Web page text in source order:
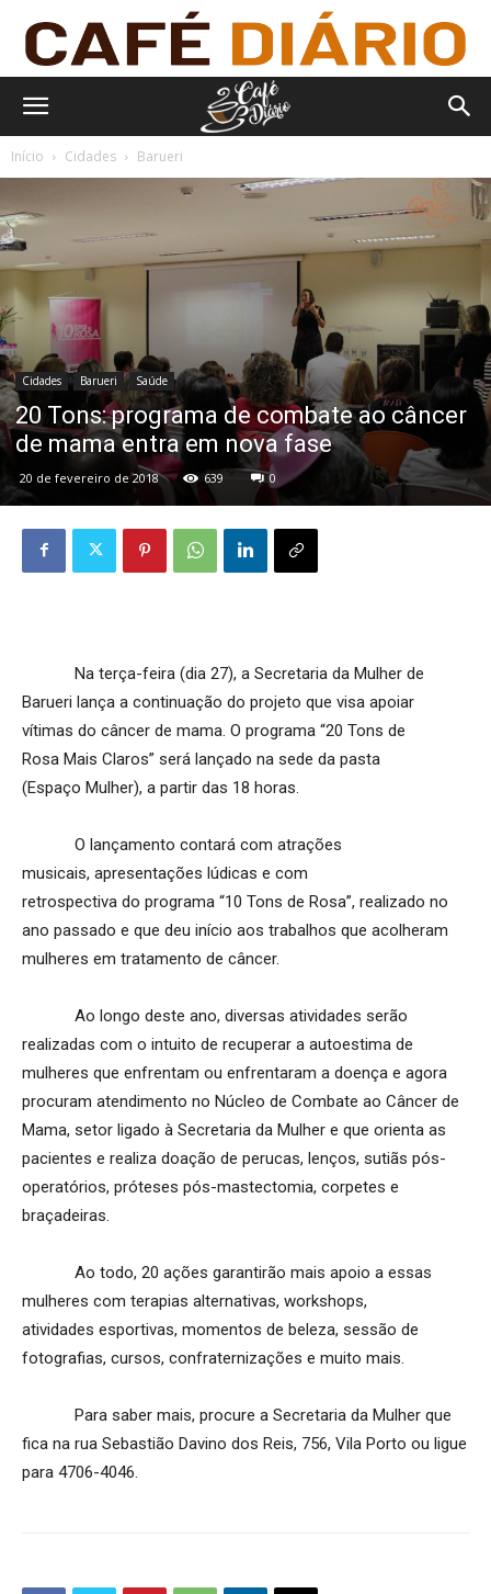
Início Cidades Barueri
Cidades Barueri Saúde
20 Tons: programa de combate ao câncer
de mama entra em nova fase
20 de fevereiro de 2018 639 0
Na terça-feira (dia 27), a Secretaria da Mulher de
Barueri lança a continuação do projeto que visa apoiar
vítimas do câncer de mama. O programa “20 Tons de
Rosa Mais Claros” será lançado na sede da pasta
(Espaço Mulher), a partir das 18 horas.
O lançamento contará com atrações
musicais, apresentações lúdicas e com
retrospectiva do programa “10 Tons de Rosa”, realizado no
ano passado e que deu início aos trabalhos que acolheram
mulheres em tratamento de câncer.
Ao longo deste ano, diversas atividades serão
realizadas com o intuito de recuperar a autoestima de
mulheres que enfrentam ou enfrentaram a doença e agora
procuram atendimento no Núcleo de Combate ao Câncer de
Mama, setor ligado à Secretaria da Mulher e que orienta as
pacientes e realiza doação de perucas, lenços, sutiãs pós-
operatórios, próteses pós-mastectomia, corpetes e
braçadeiras.
Ao todo, 20 ações garantirão mais apoio a essas
mulheres com terapias alternativas, workshops,
atividades esportivas, momentos de beleza, sessão de
fotografias, cursos, confraternizações e muito mais.
Para saber mais, procure a Secretaria da Mulher que
fica na rua Sebastião Davino dos Reis, 756, Vila Porto ou ligue
para 4706-4046.